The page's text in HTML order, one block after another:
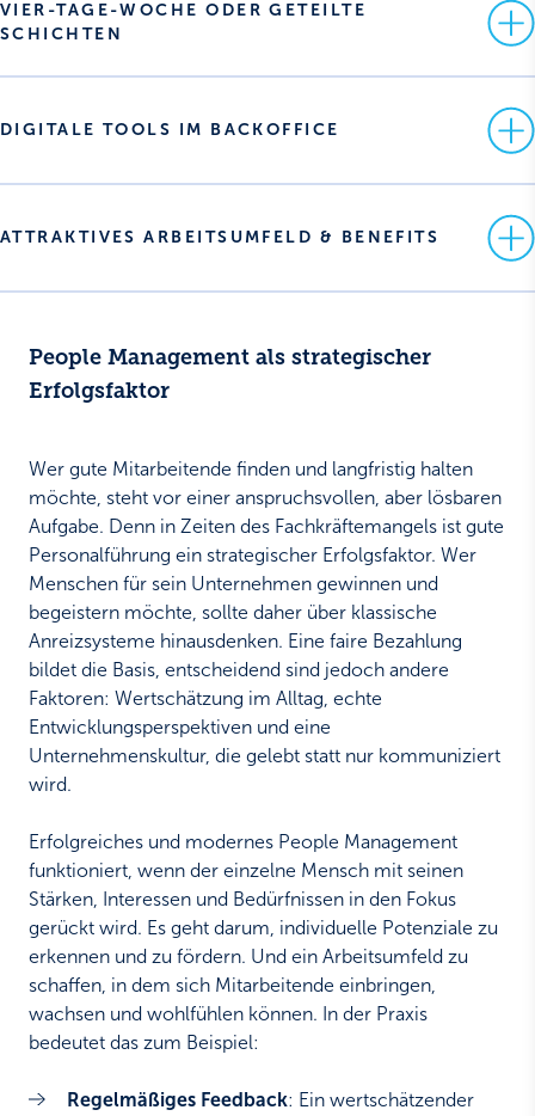
VIER-TAGE-WOCHE ODER GETEILTE
SCHICHTEN
DIGITALE TOOLS IM BACKOFFICE
ATTRAKTIVES ARBEITSUMFELD & BENEFITS
People Management als strategischer
Erfolgsfaktor
Wer gute Mitarbeitende finden und langfristig halten
möchte, steht vor einer anspruchsvollen, aber lösbaren
Aufgabe. Denn in Zeiten des Fachkräftemangels ist gute
Personalführung ein strategischer Erfolgsfaktor. Wer
Menschen für sein Unternehmen gewinnen und
begeistern möchte, sollte daher über klassische
Anreizsysteme hinausdenken. Eine faire Bezahlung
bildet die Basis, entscheidend sind jedoch andere
Faktoren: Wertschätzung im Alltag, echte
Entwicklungsperspektiven und eine
Unternehmenskultur, die gelebt statt nur kommuniziert
wird.
Erfolgreiches und modernes People Management
funktioniert, wenn der einzelne Mensch mit seinen
Stärken, Interessen und Bedürfnissen in den Fokus
gerückt wird. Es geht darum, individuelle Potenziale zu
erkennen und zu fördern. Und ein Arbeitsumfeld zu
schaffen, in dem sich Mitarbeitende einbringen,
wachsen und wohlfühlen können. In der Praxis
bedeutet das zum Beispiel:
Regelmäßiges Feedback: Ein wertschätzender